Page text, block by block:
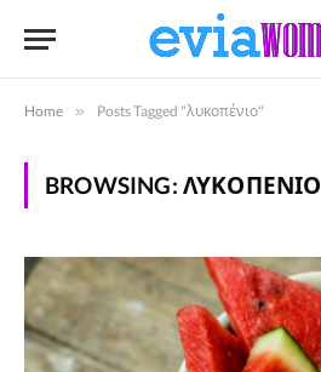
Home » Posts Tagged "λυκοπένιο"
BROWSING: ΛΥΚΟΠΈΝΙΟ